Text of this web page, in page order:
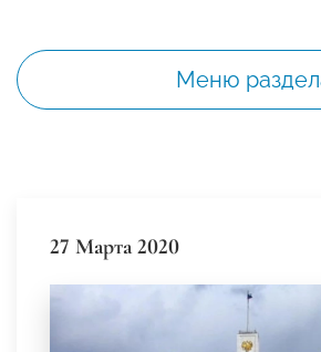
Меню
27 Марта 2020